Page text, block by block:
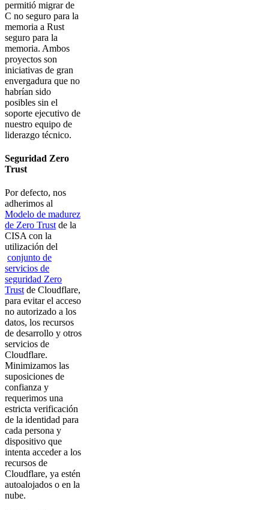
permitió migrar de
C no seguro para la
memoria a Rust
seguro para la
memoria. Ambos
proyectos son
iniciativas de gran
envergadura que no
habrían sido
posibles sin el
soporte ejecutivo de
nuestro equipo de
liderazgo técnico.
Seguridad Zero
Trust
Por defecto, nos
adherimos al
Modelo de madurez
de Zero Trust de la
CISA con la
utilización del
conjunto de
servicios de
seguridad Zero
Trust de Cloudflare,
para evitar el acceso
no autorizado a los
datos, los recursos
de desarrollo y otros
servicios de
Cloudflare.
Minimizamos las
suposiciones de
confianza y
requerimos una
estricta verificación
de la identidad para
cada persona y
dispositivo que
intenta acceder a los
recursos de
Cloudflare, ya estén
autoalojados o en la
nube.